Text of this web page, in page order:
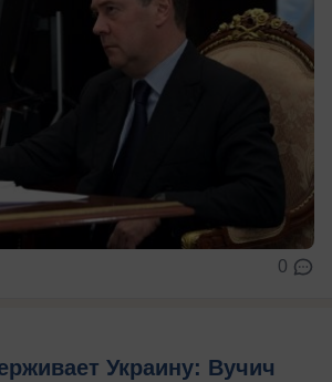
0
Украину: Вучич